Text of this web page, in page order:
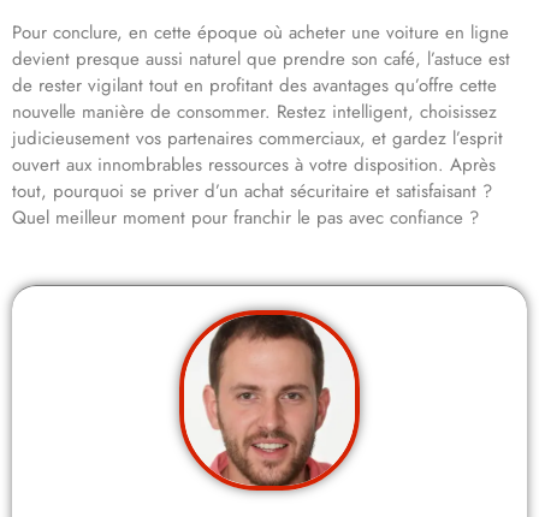
Pour conclure, en cette époque où acheter une voiture en ligne
devient presque aussi naturel que prendre son café, l’astuce est
de rester vigilant tout en profitant des avantages qu’offre cette
nouvelle manière de consommer. Restez intelligent, choisissez
judicieusement vos partenaires commerciaux, et gardez l’esprit
ouvert aux innombrables ressources à votre disposition. Après
tout, pourquoi se priver d’un achat sécuritaire et satisfaisant ?
Quel meilleur moment pour franchir le pas avec confiance ?